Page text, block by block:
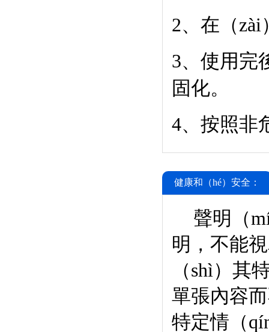
2、在（
3、使用完
固化。
4、按照非
健康和（hé）安全：
聲明（
明，不能
（shì）其
單張內容
特定情（